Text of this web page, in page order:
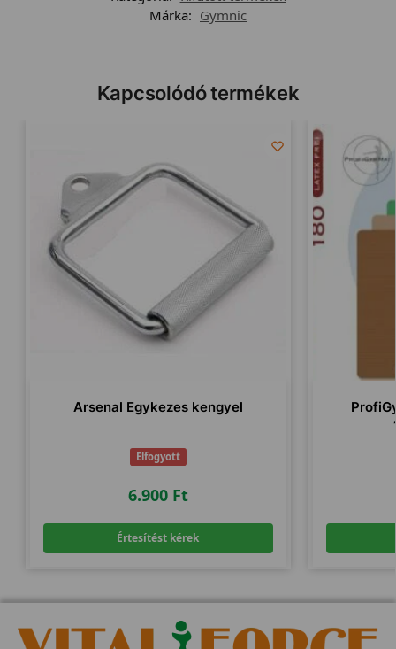
Márka: Gymnic
Kapcsolódó termékek
Arsenal Egykezes kengyel
Elfogyott
6.900 Ft
Értesítést kérek